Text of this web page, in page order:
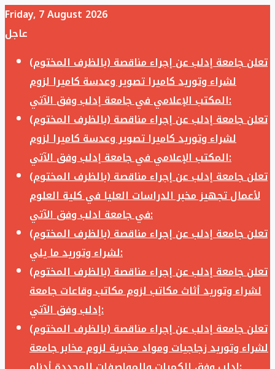
Friday, 7 August 2026
عاجل
تعلن جامعة إدلب عن إجراء مناقصة (بالظرف المختوم)
لشراء وتوريد كاميرا تصوير وعدسة كاميرا لزوم
المكتب الإعلامي في جامعة إدلب وفق الآتي:
تعلن جامعة إدلب عن إجراء مناقصة (بالظرف المختوم)
لشراء وتوريد كاميرا تصوير وعدسة كاميرا لزوم
المكتب الإعلامي في جامعة إدلب وفق الآتي:
تعلن جامعة إدلب عن إجراء مناقصة (بالظرف المختوم)
لأعمال تجهيز مخبر الدراسات العليا في كلية العلوم
في جامعة ادلب وفق الآتي:
تعلن جامعة إدلب عن إجراء مناقصة (بالظرف المختوم)
لشراء وتوريد ما يلي:
تعلن جامعة إدلب عن إجراء مناقصة (بالظرف المختوم)
لشراء وتوريد أثاث مكاتب لزوم مكاتب وقاعات جامعة
إدلب وفق الآتي:
تعلن جامعة إدلب عن إجراء مناقصة (بالظرف المختوم)
لشراء وتوريد زجاجيات ومواد مخبرية لزوم مخابر جامعة